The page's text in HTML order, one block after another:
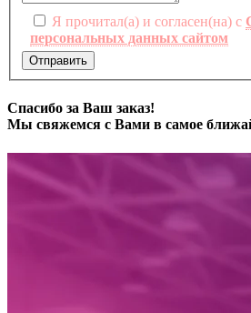
Я прочитал(а) и согласен(на) с
персональных данных сайтом
Отправить
Спасибо за Ваш заказ!
Мы свяжемся с Вами в самое